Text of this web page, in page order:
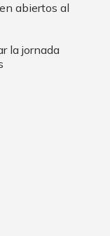
abiertos al
la jornada